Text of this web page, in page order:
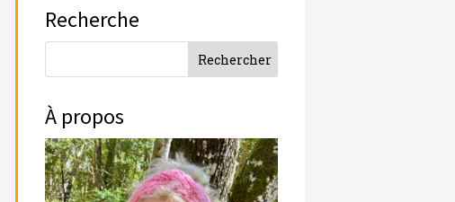
Recherche
À propos